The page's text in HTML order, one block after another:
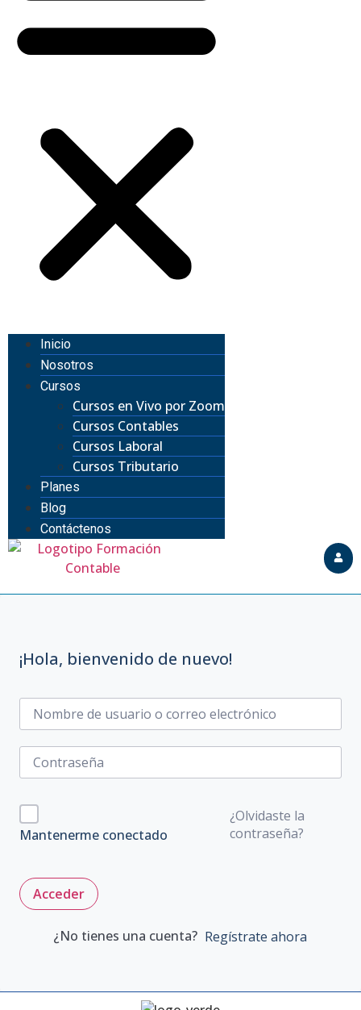
Inicio
Nosotros
Cursos
Cursos en Vivo por Zoom
Cursos Contables
Cursos Laboral
Cursos Tributario
Planes
Blog
Contáctenos
¡Hola, bienvenido de nuevo!
Mantenerme conectado
¿Olvidaste la
contraseña?
Acceder
¿No tienes una cuenta? Regístrate ahora